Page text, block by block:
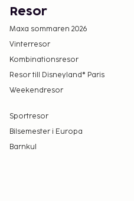
Resor
Maxa sommaren 2026
Vinterresor
Kombinationsresor
Resor till Disneyland® Paris
Weekendresor
Sportresor
Bilsemester i Europa
Barnkul